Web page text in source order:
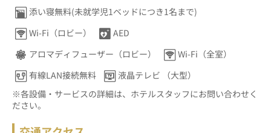
添い寝無料(未就学児1ベッドにつき1名まで)
Wi-Fi（ロビー）
AED
アロマディフューザー（ロビー）
Wi-Fi（全室）
有線LAN接続無料
液晶テレビ （大型）
※各設備・サービスの詳細は、ホテルスタッフにお問い合わせく
ださい。